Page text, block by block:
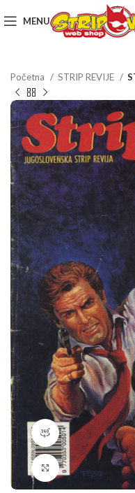
MENU
Početna STRIP REVIJE
360 product view
Klikni da povečaš